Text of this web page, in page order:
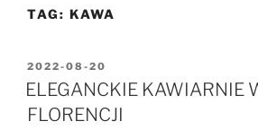
TAG: KAWA
OPUBLIKOWANE
W
2022-08-20
ELEGANCKIE KAWIARNIE
FLORENCJI